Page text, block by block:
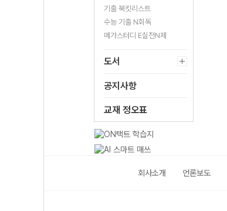
기출 북킷리스트
수능 기출 N회독
메가스터디 E실전N제
도서
공지사항
교재 정오표
회사소개 언론보도